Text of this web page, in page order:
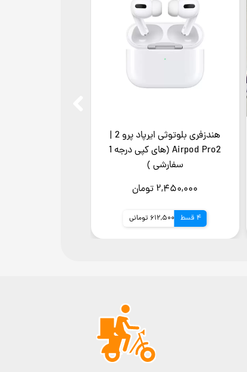
هندزفری بلوتوثی ایرپاد پرو 2 |
Airpod Pro2 (های کپی درجه 1
سفارشی )
۲,۴۵۰,۰۰۰ تومان
4 قسط 612,500 تومانی